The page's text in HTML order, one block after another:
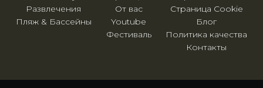
Развлечения
Пляж & Бассейны
Страница Cookie
Блог
Политика качества
Контакты
От вас
Youtube
Фестиваль